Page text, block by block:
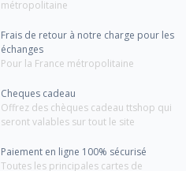
métropolitaine
Frais de retour à notre charge pour les
échanges
Pour la France métropolitaine
Cheques cadeau
Offrez des chèques cadeau ttshop qui
seront valables sur tout le site
Paiement en ligne 100% sécurisé
Toutes les principales cartes de